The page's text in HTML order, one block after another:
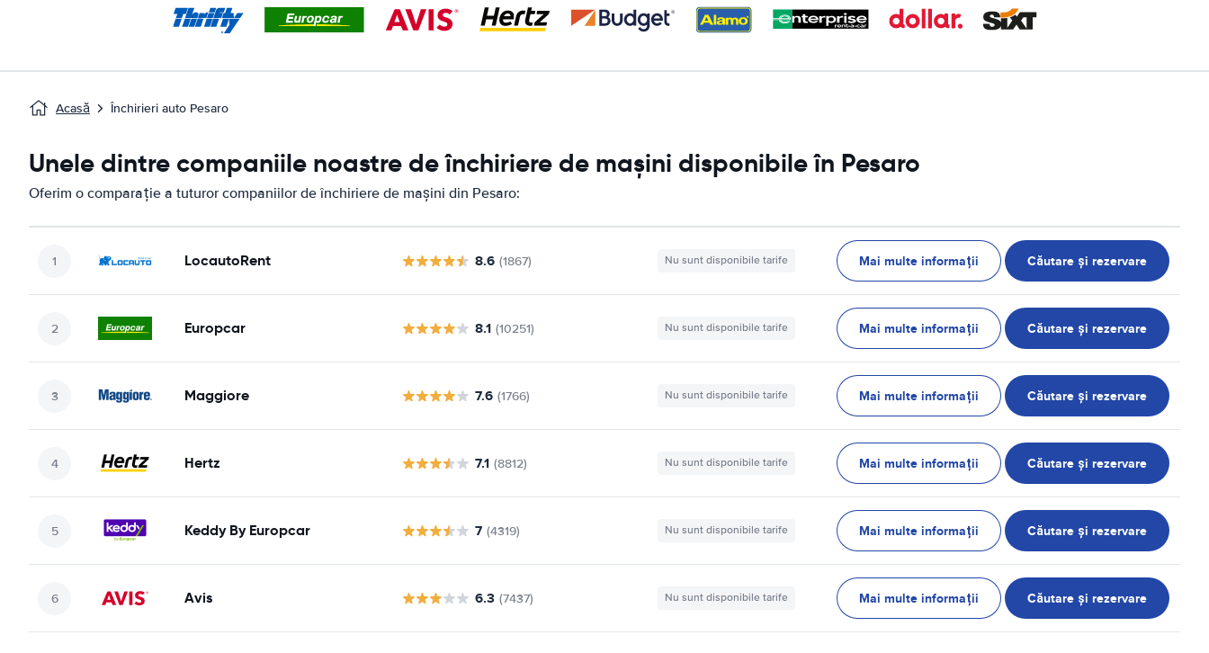
Acasă Închirieri auto Pesaro
Unele dintre companiile noastre de închiriere de mașini disponibile în Pesaro
Oferim o comparație a tuturor companiilor de închiriere de mașini din Pesaro:
LocautoRent 8.6 (1867) Nu sunt disponibile tarife Mai multe informații Căutare și rezervare
Europcar 8.1 (10251) Nu sunt disponibile tarife Mai multe informații Căutare și rezervare
Maggiore 7.6 (1766) Nu sunt disponibile tarife Mai multe informații Căutare și rezervare
Hertz 7.1 (8812) Nu sunt disponibile tarife Mai multe informații Căutare și rezervare
Keddy By Europcar 7 (4319) Nu sunt disponibile tarife Mai multe informații Căutare și rezervare
Avis 6.3 (7437) Nu sunt disponibile tarife Mai multe informații Căutare și rezervare